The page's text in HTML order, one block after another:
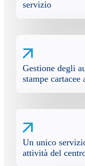
servizio
Gestione degli
stampe cartacee
Un unico
attività del